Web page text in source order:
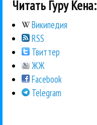
Читать Гуру Кена:
Википедия
RSS
Твиттер
ЖЖ
Facebook
Telegram